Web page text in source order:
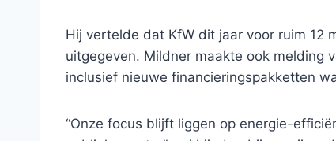
Hij vertelde dat KfW dit jaar voor ruim 12
uitgegeven. Mildner maakte ook melding
inclusief nieuwe financieringspakketten
“Onze focus blijft liggen op energie-